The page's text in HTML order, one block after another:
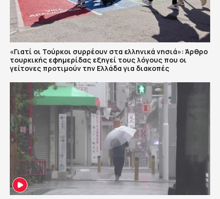
«Γιατί οι Τούρκοι συρρέουν στα ελληνικά νησιά»: Άρθρο
τουρκικής εφημερίδας εξηγεί τους λόγους που οι
γείτονες προτιμούν την Ελλάδα για διακοπές